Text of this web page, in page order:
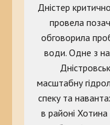
Дністер
провела
обговорила
води. Одне з
масштабну
спеку та
в районі Хотина